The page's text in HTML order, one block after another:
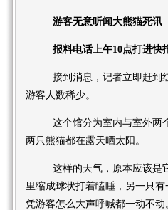
游客无意听闻大熊猫死讯
报料电话上午10点打进快
接到消息，记者立即赶到红
游客人数稀少。
这个馆分为室内与室外两个
两只熊猫都在露天晒太阳。
这样的天气，原本应该是它
里缩成球状打着瞌睡，另一只
凭游客怎么大声呼喊都一动不动